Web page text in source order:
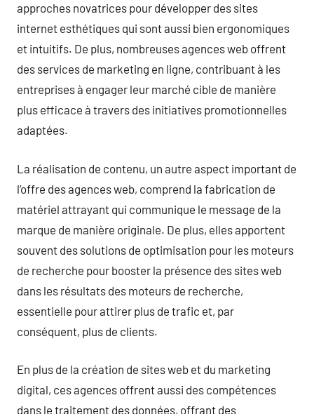
approches novatrices pour développer des sites
internet esthétiques qui sont aussi bien ergonomiques
et intuitifs. De plus, nombreuses agences web offrent
des services de marketing en ligne, contribuant à les
entreprises à engager leur marché cible de manière
plus efficace à travers des initiatives promotionnelles
adaptées.
La réalisation de contenu, un autre aspect important de
l’offre des agences web, comprend la fabrication de
matériel attrayant qui communique le message de la
marque de manière originale. De plus, elles apportent
souvent des solutions de optimisation pour les moteurs
de recherche pour booster la présence des sites web
dans les résultats des moteurs de recherche,
essentielle pour attirer plus de trafic et, par
conséquent, plus de clients.
En plus de la création de sites web et du marketing
digital, ces agences offrent aussi des compétences
dans le traitement des données, offrant des